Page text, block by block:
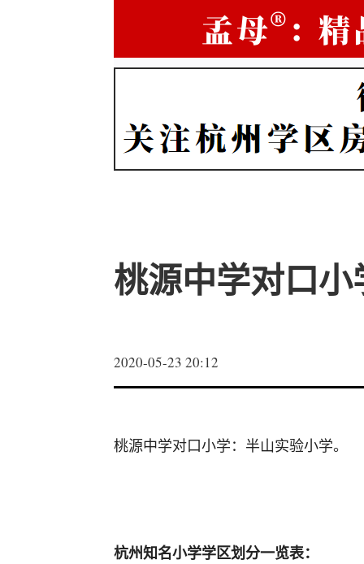
桃源中学对口小
2020-05-23 20:12
桃源中学对口小学：半山实验小学。
杭州知名小学学区划分一览表：